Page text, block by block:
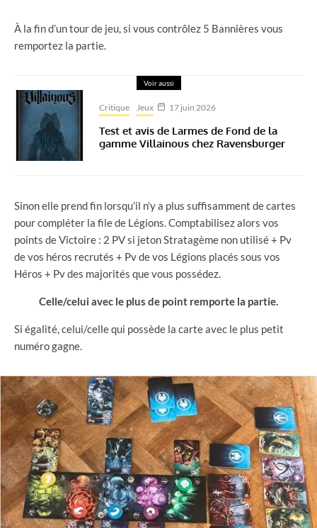
À la fin d’un tour de jeu, si vous contrôlez 5 Bannières vous
remportez la partie.
Voir aussi
Critique Jeux 17 juin 2026
Test et avis de Larmes de Fond de la
gamme Villainous chez Ravensburger
Sinon elle prend fin lorsqu’il n’y a plus suffisamment de cartes
pour compléter la file de Légions. Comptabilisez alors vos
points de Victoire : 2 PV si jeton Stratagème non utilisé + Pv
de vos héros recrutés + Pv de vos Légions placés sous vos
Héros + Pv des majorités que vous possédez.
Celle/celui avec le plus de point remporte la partie.
Si égalité, celui/celle qui possède la carte avec le plus petit
numéro gagne.